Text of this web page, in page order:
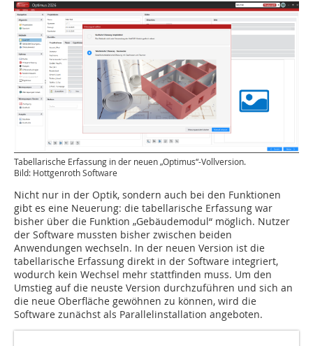
Tabellarische Erfassung in der neuen „Optimus“-Vollversion.
Bild: Hottgenroth Software
Nicht nur in der Optik, sondern auch bei den Funktionen
gibt es eine Neuerung: die tabellarische Erfassung war
bisher über die Funktion „Gebäudemodul“ möglich. Nutzer
der Software mussten bisher zwischen beiden
Anwendungen wechseln. In der neuen Version ist die
tabellarische Erfassung direkt in der Software integriert,
wodurch kein Wechsel mehr stattfinden muss. Um den
Umstieg auf die neuste Version durchzuführen und sich an
die neue Oberfläche gewöhnen zu können, wird die
Software zunächst als Parallelinstallation angeboten.